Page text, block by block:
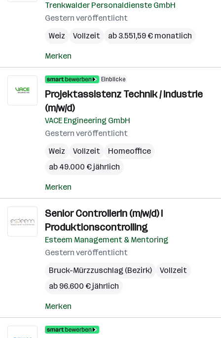
Trenkwalder Personaldienste GmbH
Gestern veröffentlicht
Weiz
Vollzeit ab 3.551,59 € monatlich
Merken
Einblicke
Projektassistenz Technik / Industrie
(m/w/d)
VACE Engineering GmbH
Gestern veröffentlicht
Weiz
Vollzeit
Homeoffice
ab 49.000 € jährlich
Merken
Senior ControllerIn (m/w/d) I
Produktionscontrolling
Esteem Management & Mentoring
Gestern veröffentlicht
Bruck-Mürzzuschlag (Bezirk)
Vollzeit
ab 96.600 € jährlich
Merken